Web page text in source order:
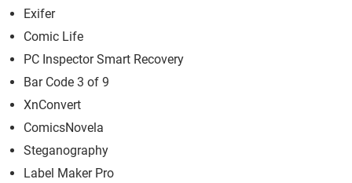
Exifer
Comic Life
PC Inspector Smart Recovery
Bar Code 3 of 9
XnConvert
ComicsNovela
Steganography
Label Maker Pro